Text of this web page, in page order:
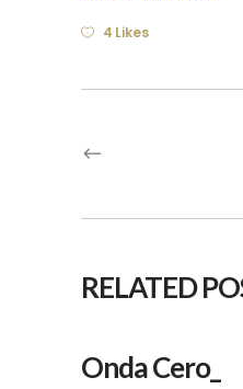
4 Likes
RELATED
Onda Cero_